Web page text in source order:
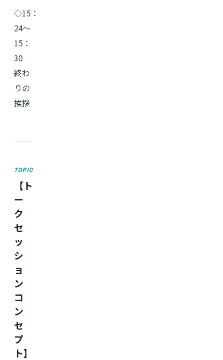
◇15：
24～
15：
30
終わ
りの
挨拶
TOPIC
【ト
ー
ク
セ
ッ
シ
ョ
ン
コ
ン
セ
プ
ト】